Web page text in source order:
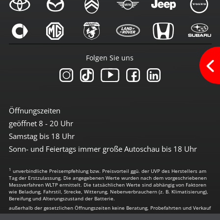
Sprachsteuerung
Touchscreen
USB-Anschluss
Sicherheit
Abstandswarnsystem
Beifahrerairbag abschaltbar
Bremsassistent
Einparkhilfe vorn + hinten
el. Stabilitätsprogramm
Fernlichtassistent
Freisprechanlage
ISOFIX Kindersitzvorrüstung
LED-Tagfahrlicht
Leuchtweiten-Regulierung
Lichtsensor
Müdigkeitserkennung
Öffnungszeiten
geöffnet 8 - 20 Uhr
Samstag bis 18 Uhr
Sonn- und Feiertags immer große Autoschau bis 18 Uhr
Folgen Sie uns
1 unverbindliche Preisempfehlung bzw. Preisvorteil ggü. der UVP des Herstellers am
Tag der Erstzulassung. Die angegebenen Werte wurden nach dem vorgeschriebenen
Messverfahren WLTP ermittelt. Die tatsächlichen Werte sind abhängig von Faktoren
wie Beladung, Fahrstil, Strecke, Witterung, Nebenverbrauchern (z. B. Klimatisierung),
Bereifung und Alterungszustand der Batterie.
außerhalb der gesetzlichen Öffnungszeiten keine Beratung, Probefahrten und Verkauf